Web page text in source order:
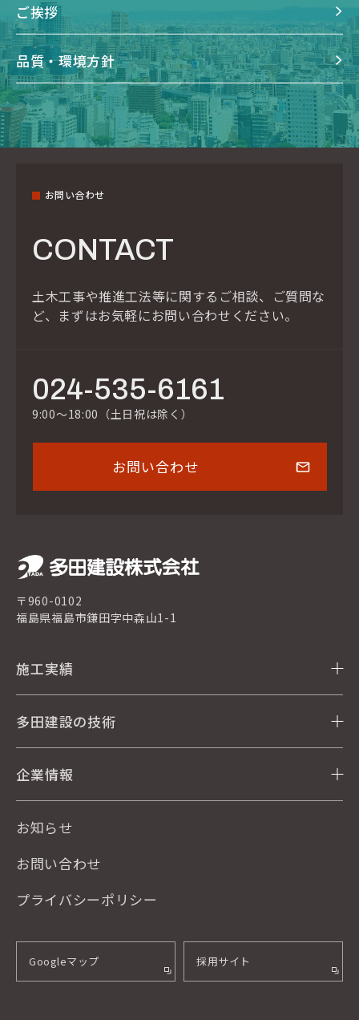
ご挨拶
品質・環境方針
お問い合わせ
CONTACT
土木工事や推進工法等に関するご相談、ご質問な
ど、 まずはお気軽にお問い合わせください。
024-535-6161
9:00～18:00（土日祝は除く）
お問い合わせ
〒960-0102
福島県福島市鎌田字中森山1-1
施工実績
多田建設の技術
企業情報
お知らせ
お問い合わせ
プライバシーポリシー
Googleマップ 採用サイト